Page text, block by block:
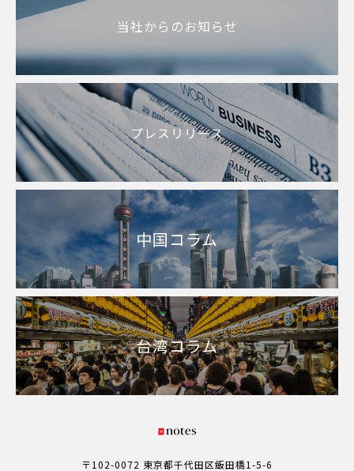
当社からのお知らせ
プレスリリース
中国コラム
台湾コラム
〒102-0072 東京都千代田区飯田橋1-5-6